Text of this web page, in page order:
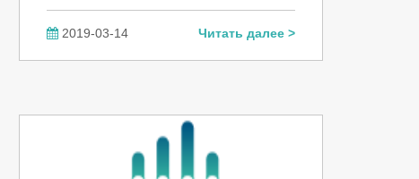
2019-03-14 Читать далее >